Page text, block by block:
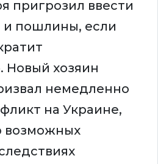
пригрозил ввести
и пошлины, если
Новый хозяин
немедленно
на Украине,
возможных